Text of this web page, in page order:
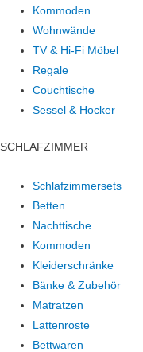
Kommoden
Wohnwände
TV & Hi-Fi Möbel
Regale
Couchtische
Sessel & Hocker
SCHLAFZIMMER
Schlafzimmersets
Betten
Nachttische
Kommoden
Kleiderschränke
Bänke & Zubehör
Matratzen
Lattenroste
Bettwaren